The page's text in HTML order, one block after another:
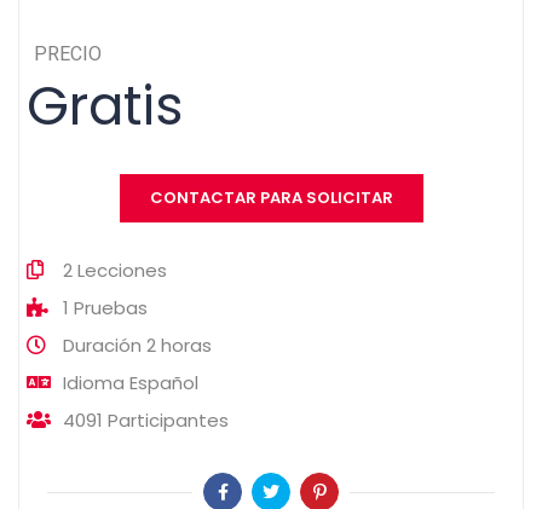
PRECIO
Gratis
CONTACTAR PARA SOLICITAR
2Lecciones
1 Pruebas
Duración 2 horas
Idioma Español
4091 Participantes